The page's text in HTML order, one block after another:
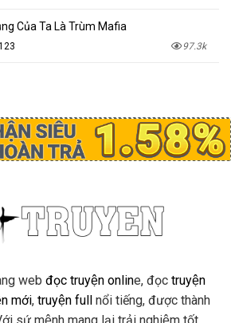
Của Ta Là Trùm Mafia
97.3k
web đọc truyện online, đọc truyện
mới, truyện full nổi tiếng, được thành
sứ mệnh mang lại trải nghiệm tốt